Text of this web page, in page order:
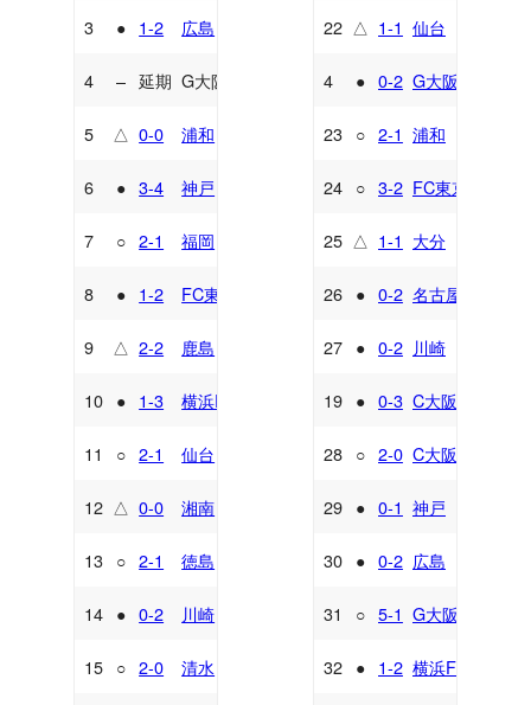
3 ● 1-2 広島
4 – 延期 G大阪
5 △ 0-0 浦和
6 ● 3-4 神戸
7 ○ 2-1 福岡
8 ● 1-2 FC東京
9 △ 2-2 鹿島
10 ● 1-3 横浜FM
11 ○ 2-1 仙台
12 △ 0-0 湘南
13 ○ 2-1 徳島
14 ● 0-2 川崎
15 ○ 2-0 清水
22 △ 1-1 仙台
4 ● 0-2 G大阪
23 ○ 2-1 浦和
24 ○ 3-2 FC東京
25 △ 1-1 大分
26 ● 0-2 名古屋
27 ● 0-2 川崎
19 ● 0-3 C大阪
28 ○ 2-0 C大阪
29 ● 0-1 神戸
30 ● 0-2 広島
31 ○ 5-1 G大阪
32 ● 1-2 横浜FM